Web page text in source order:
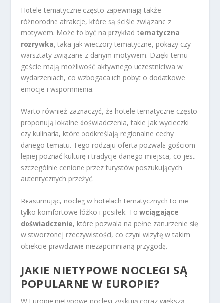
Hotele tematyczne często zapewniają także
różnorodne atrakcje, które są ściśle związane z
motywem. Może to być na przykład tematyczna
rozrywka, taka jak wieczory tematyczne, pokazy czy
warsztaty związane z danym motywem. Dzięki temu
goście mają możliwość aktywnego uczestnictwa w
wydarzeniach, co wzbogaca ich pobyt o dodatkowe
emocje i wspomnienia.
Warto również zaznaczyć, że hotele tematyczne często
proponują lokalne doświadczenia, takie jak wycieczki
czy kulinaria, które podkreślają regionalne cechy
danego tematu. Tego rodzaju oferta pozwala gościom
lepiej poznać kulturę i tradycje danego miejsca, co jest
szczególnie cenione przez turystów poszukujących
autentycznych przeżyć.
Reasumując, nocleg w hotelach tematycznych to nie
tylko komfortowe łóżko i posiłek. Towciągające
doświadczenie, które pozwala na pełne zanurzenie się
w stworzonej rzeczywistości, co czyni wizytę w takim
obiekcie prawdziwie niezapomnianą przygodą.
JAKIE NIETYPOWE NOCLEGI SĄ
POPULARNE W EUROPIE?
W Europie nietypowe noclegi zyskują coraz większą